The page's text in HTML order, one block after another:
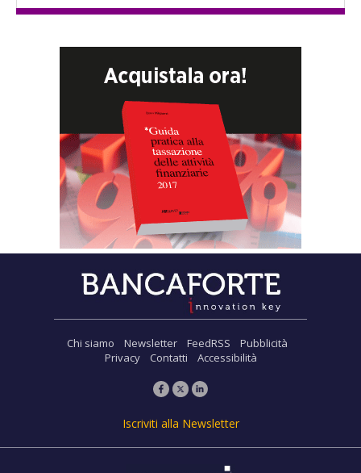
Chi siamo Newsletter FeedRSS
Pubblicità
Privacy
Contatti Accessibilità
Iscriviti alla Newsletter